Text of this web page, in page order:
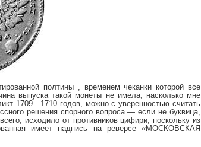
полтины , временем чеканки которой все
выпуска такой монеты не имела, насколько мне
1709—1710 годов, можно с уверенностью считать
решения спорного вопроса — если не буквица,
исходило от противников цифири, поскольку из
имеет надпись на реверсе «МОСКОВСКАЯ